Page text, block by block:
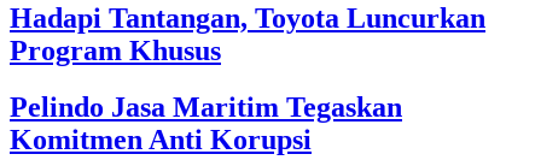
Hadapi Tantangan, Toyota Luncurkan
Program Khusus
Pelindo Jasa Maritim Tegaskan
Komitmen Anti Korupsi